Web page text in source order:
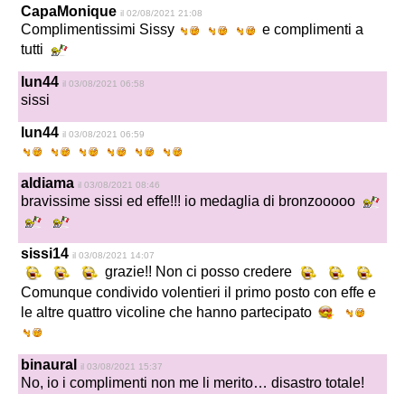
CapaMonique il 02/08/2021 21:08
Complimentissimi Sissy
e complimenti a
tutti
lun44 il 03/08/2021 06:58
sissi
lun44 il 03/08/2021 06:59
aldiama il 03/08/2021 08:46
bravissime sissi ed effe!!! io medaglia di bronzooooo
sissi14 il 03/08/2021 14:07
grazie!! Non ci posso credere
Comunque condivido volentieri il primo posto con effe e
le altre quattro vicoline che hanno partecipato
binaural il 03/08/2021 15:37
No, io i complimenti non me li merito… disastro totale!